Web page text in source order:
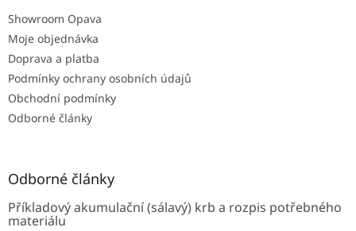
ý
p
Showroom Opava
Moje objednávka
Doprava a platba
Podmínky ochrany osobních údajů
Obchodní podmínky
Odborné články
Odborné články
Příkladový akumulační (sálavý) krb a rozpis potřebného
materiálu